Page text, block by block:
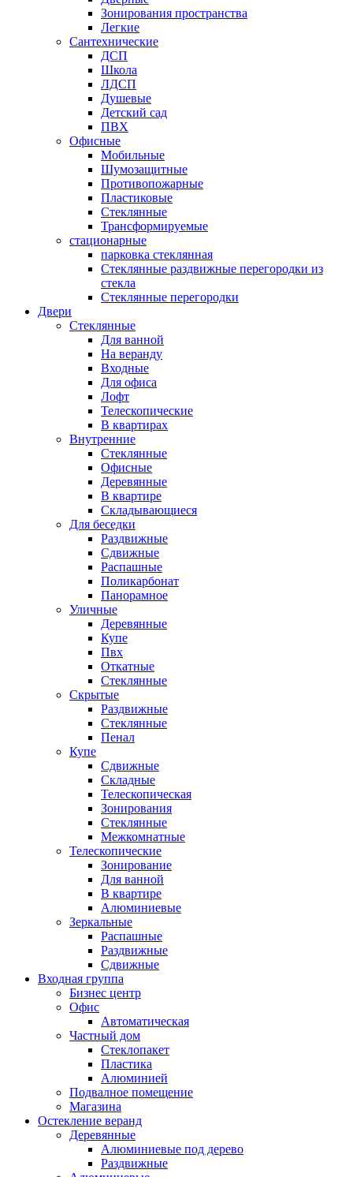
Зонирования пространства
Легкие
Сантехнические
ДСП
Школа
ЛДСП
Душевые
Детский сад
ПВХ
Офисные
Мобильные
Шумозащитные
Противопожарные
Пластиковые
Стеклянные
Трансформируемые
стационарные
парковка стеклянная
Стеклянные раздвижные перегородки из
стекла
Стеклянные перегородки
Двери
Стеклянные
Для ванной
На веранду
Входные
Для офиса
Лофт
Телескопические
В квартирах
Внутренние
Стеклянные
Офисные
Деревянные
В квартире
Складывающиеся
Для беседки
Раздвижные
Сдвижные
Распашные
Поликарбонат
Панорамное
Уличные
Деревянные
Купе
Пвх
Откатные
Стеклянные
Скрытые
Раздвижные
Стеклянные
Пенал
Купе
Сдвижные
Складные
Телескопическая
Зонирования
Стеклянные
Межкомнатные
Телескопические
Зонирование
Для ванной
В квартире
Алюминиевые
Зеркальные
Распашные
Раздвижные
Сдвижные
Входная группа
Бизнес центр
Офис
Автоматическая
Частный дом
Стеклопакет
Пластика
Алюминией
Подвалное помещение
Магазина
Остекление веранд
Деревянные
Алюминиевые под дерево
Раздвижные